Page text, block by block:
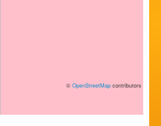
© OpenStreetMap contributors